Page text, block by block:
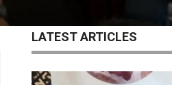
LATEST ARTICLES